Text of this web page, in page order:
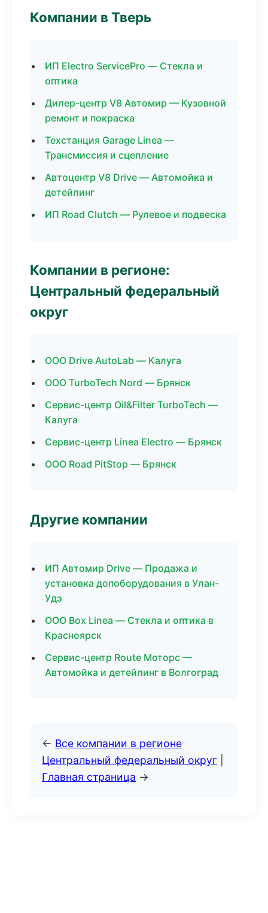
Компании в Тверь
ИП Electro ServicePro — Стекла и
оптика
Дилер-центр V8 Автомир — Кузовной
ремонт и покраска
Техстанция Garage Linea —
Трансмиссия и сцепление
Автоцентр V8 Drive — Автомойка и
детейлинг
ИП Road Clutch — Рулевое и подвеска
Компании в регионе:
Центральный федеральный
округ
ООО Drive AutoLab — Калуга
ООО TurboTech Nord — Брянск
Сервис-центр Oil&Filter TurboTech —
Калуга
Сервис-центр Linea Electro — Брянск
ООО Road PitStop — Брянск
Другие компании
ИП Автомир Drive — Продажа и
установка допоборудования в Улан-
Удэ
ООО Box Linea — Стекла и оптика в
Красноярск
Сервис-центр Route Моторс —
Автомойка и детейлинг в Волгоград
← Все компании в регионе
Центральный федеральный округ
Главная страница →